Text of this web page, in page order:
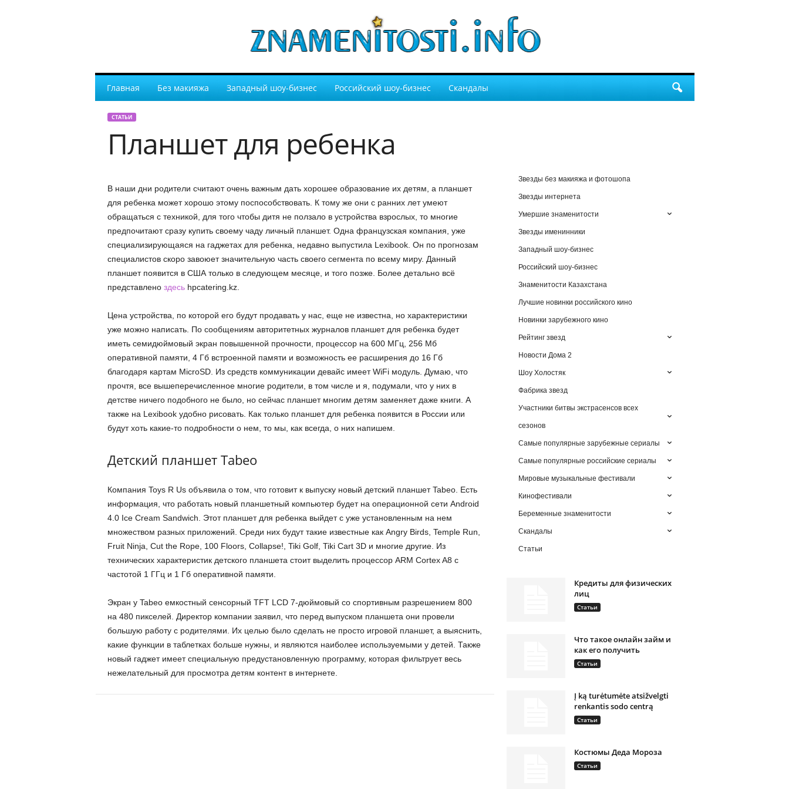
Главная Без макияжа Западный шоу-бизнес Российский шоу-бизнес Скандалы
СТАТЬИ
Планшет для ребенка
В наши дни родители считают очень важным дать хорошее образование их детям, а планшет
для ребенка может хорошо этому поспособствовать. К тому же они с ранних лет умеют
обращаться с техникой, для того чтобы дитя не ползало в устройства взрослых, то многие
предпочитают сразу купить своему чаду личный планшет. Одна французская компания, уже
специализирующаяся на гаджетах для ребенка, недавно выпустила Lexibook. Он по прогнозам
специалистов скоро завоюет значительную часть своего сегмента по всему миру. Данный
планшет появится в США только в следующем месяце, и того позже. Более детально всё
представлено здесьhpcatering.kz.
Цена устройства, по которой его будут продавать у нас, еще не известна, но характеристики
уже можно написать. По сообщениям авторитетных журналов планшет для ребенка будет
иметь семидюймовый экран повышенной прочности, процессор на 600 МГц, 256 Мб
оперативной памяти, 4 Гб встроенной памяти и возможность ее расширения до 16 Гб
благодаря картам MicroSD. Из средств коммуникации девайс имеет WiFi модуль. Думаю, что
прочтя, все вышеперечисленное многие родители, в том числе и я, подумали, что у них в
детстве ничего подобного не было, но сейчас планшет многим детям заменяет даже книги. А
также на Lexibook удобно рисовать. Как только планшет для ребенка появится в России или
будут хоть какие-то подробности о нем, то мы, как всегда, о них напишем.
Детский планшет Tabeo
Компания Toys R Us объявила о том, что готовит к выпуску новый детский планшет Tabeo. Есть
информация, что работать новый планшетный компьютер будет на операционной сети Android
4.0 Ice Cream Sandwich. Этот планшет для ребенка выйдет с уже установленным на нем
множеством разных приложений. Среди них будут такие известные как Angry Birds, Temple Run,
Fruit Ninja, Cut the Rope, 100 Floors, Collapse!, Tiki Golf, Tiki Cart 3D и многие другие. Из
технических характеристик детского планшета стоит выделить процессор ARM Cortex A8 с
частотой 1 ГГц и 1 Гб оперативной памяти.
Экран у Tabeo емкостный сенсорный TFT LCD 7-дюймовый со спортивным разрешением 800
на 480 пикселей. Директор компании заявил, что перед выпуском планшета они провели
большую работу с родителями. Их целью было сделать не просто игровой планшет, а выяснить,
какие функции в таблетках больше нужны, и являются наиболее используемыми у детей. Также
новый гаджет имеет специальную предустановленную программу, которая фильтрует весь
нежелательный для просмотра детям контент в интернете.
Звезды без макияжа и фотошопа
Звезды интернета
Умершие знаменитости
Звезды именинники
Западный шоу-бизнес
Российский шоу-бизнес
Знаменитости Казахстана
Лучшие новинки российского кино
Новинки зарубежного кино
Рейтинг звезд
Новости Дома 2
Шоу Холостяк
Фабрика звезд
Участники битвы экстрасенсов всех
сезонов
Самые популярные зарубежные сериалы
Самые популярные российские сериалы
Мировые музыкальные фестивали
Кинофестивали
Беременные знаменитости
Скандалы
Статьи
Кредиты для физических
лиц
Статьи
Что такое онлайн займ и
как его получить
Статьи
Į ką turėtumėte atsižvelgti
renkantis sodo centrą
Статьи
Костюмы Деда Мороза
Статьи